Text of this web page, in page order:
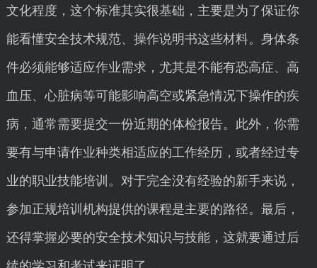
文化程度，这个标准其实很基础，主要是为了保证你
能看懂安全技术规范、操作说明书这些材料。身体条
件必须能够适应作业需求，尤其是不能有恐高症、高
血压、心脏病等可能影响高空或紧急情况下操作的疾
病，通常需要提交一份近期的体检报告。此外，你需
要有与申请作业种类相适应的工作经历，或者经过专
业的职业技能培训。对于完全没有经验的新手来说，
参加正规培训机构提供的课程是主要的路径。最后，
还得掌握必要的安全技术知识与技能，这就要通过后